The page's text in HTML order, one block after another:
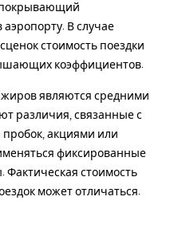
покрывающий
В случае
стоимость поездки
коэффициентов.
являются средними
различия, связанные с
акциями или
фиксированные
стоимость
может отличаться.